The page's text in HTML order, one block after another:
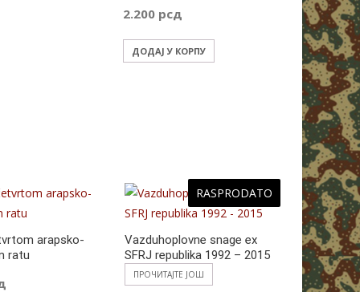
2.200 рсд
ДОДАЈ У КОРПУ
arapsko-
ratu
RASPRODATO
Vazduhoplovne snage ex
SFRJ republika 1992 – 2015
ПРОЧИТАЈТЕ ЈОШ
THE